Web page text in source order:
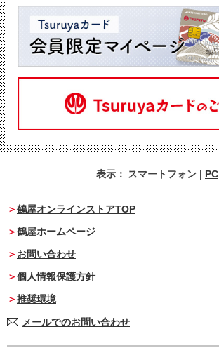
表示： スマートフォン | PC
鶴屋オンラインストアTOP
鶴屋ホームページ
お問い合わせ
個人情報保護方針
推奨環境
メールでのお問い合わせ